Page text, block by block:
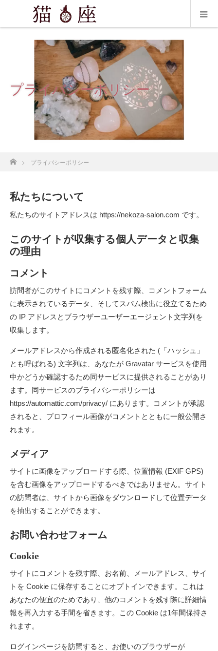
プライバシーポリシー
プライバシーポリシー
私たちについて
私たちのサイトアドレスは https://nekoza-salon.com です。
このサイトが収集する個人データと収集
の理由
コメント
訪問者がこのサイトにコメントを残す際、コメントフォーム
に表示されているデータ、そしてスパム検出に役立てるため
の IP アドレスとブラウザーユーザーエージェント文字列を
収集します。
メールアドレスから作成される匿名化された (「ハッシュ」
とも呼ばれる) 文字列は、あなたが Gravatar サービスを使用
中かどうか確認するため同サービスに提供されることがあり
ます。同サービスのプライバシーポリシーは
https://automattic.com/privacy/ にあります。コメントが承認
されると、プロフィール画像がコメントとともに一般公開さ
れます。
メディア
サイトに画像をアップロードする際、位置情報 (EXIF GPS)
を含む画像をアップロードするべきではありません。サイト
の訪問者は、サイトから画像をダウンロードして位置データ
を抽出することができます。
お問い合わせフォーム
Cookie
サイトにコメントを残す際、お名前、メールアドレス、サイ
トを Cookie に保存することにオプトインできます。これは
あなたの便宜のためであり、他のコメントを残す際に詳細情
報を再入力する手間を省きます。この Cookie は1年間保持さ
れます。
ログインページを訪問すると、お使いのブラウザーが